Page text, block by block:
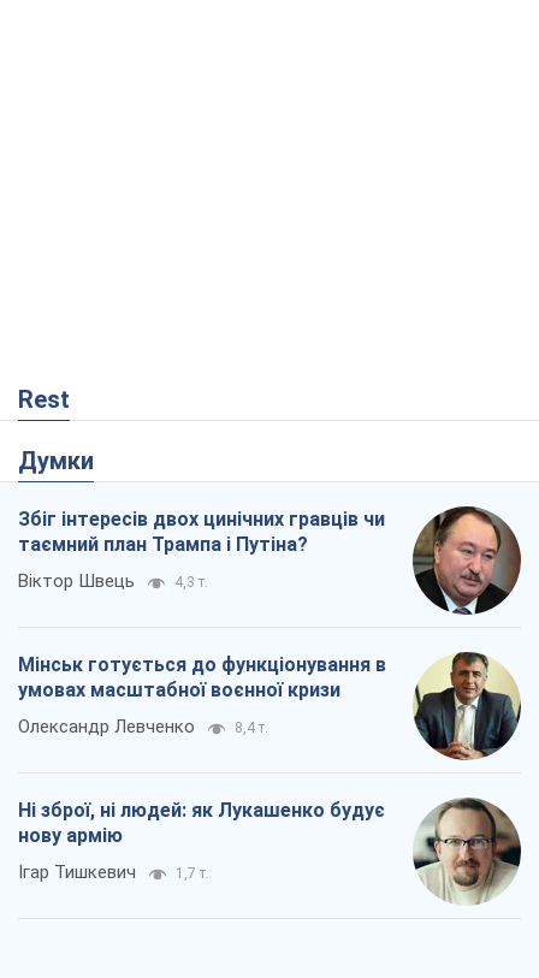
Rest
Думки
Збіг інтересів двох цинічних гравців чи
таємний план Трампа і Путіна?
Віктор Швець 4,3 т.
Мінськ готується до функціонування в
умовах масштабної воєнної кризи
Олександр Левченко 8,4 т.
Ні зброї, ні людей: як Лукашенко будує
нову армію
Ігар Тишкевич 1,7 т.